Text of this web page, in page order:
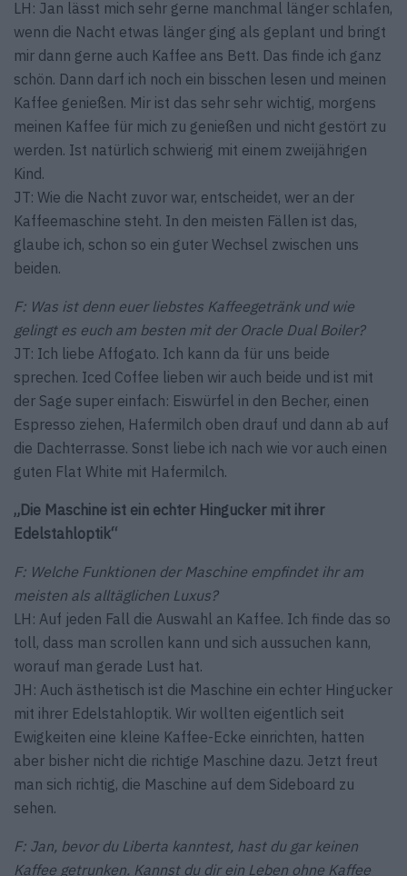
LH: Jan lässt mich sehr gerne manchmal länger schlafen,
wenn die Nacht etwas länger ging als geplant und bringt
mir dann gerne auch Kaffee ans Bett. Das finde ich ganz
schön. Dann darf ich noch ein bisschen lesen und meinen
Kaffee genießen. Mir ist das sehr sehr wichtig, morgens
meinen Kaffee für mich zu genießen und nicht gestört zu
werden. Ist natürlich schwierig mit einem zweijährigen
Kind.
JT: Wie die Nacht zuvor war, entscheidet, wer an der
Kaffeemaschine steht. In den meisten Fällen ist das,
glaube ich, schon so ein guter Wechsel zwischen uns
beiden.
F: Was ist denn euer liebstes Kaffeegetränk und wie
gelingt es euch am besten mit der Oracle Dual Boiler?
JT: Ich liebe Affogato. Ich kann da für uns beide
sprechen. Iced Coffee lieben wir auch beide und ist mit
der Sage super einfach: Eiswürfel in den Becher, einen
Espresso ziehen, Hafermilch oben drauf und dann ab auf
die Dachterrasse. Sonst liebe ich nach wie vor auch einen
guten Flat White mit Hafermilch.
„Die Maschine ist ein echter Hingucker mit ihrer
Edelstahloptik“
F: Welche Funktionen der Maschine empfindet ihr am
meisten als alltäglichen Luxus?
LH: Auf jeden Fall die Auswahl an Kaffee. Ich finde das so
toll, dass man scrollen kann und sich aussuchen kann,
worauf man gerade Lust hat.
JH: Auch ästhetisch ist die Maschine ein echter Hingucker
mit ihrer Edelstahloptik. Wir wollten eigentlich seit
Ewigkeiten eine kleine Kaffee-Ecke einrichten, hatten
aber bisher nicht die richtige Maschine dazu. Jetzt freut
man sich richtig, die Maschine auf dem Sideboard zu
sehen.
F: Jan, bevor du Liberta kanntest, hast du gar keinen
Kaffee getrunken. Kannst du dir ein Leben ohne Kaffee